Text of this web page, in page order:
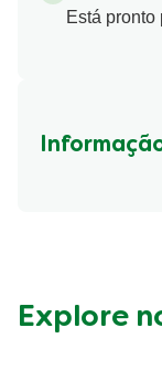
Está pronto
Explore